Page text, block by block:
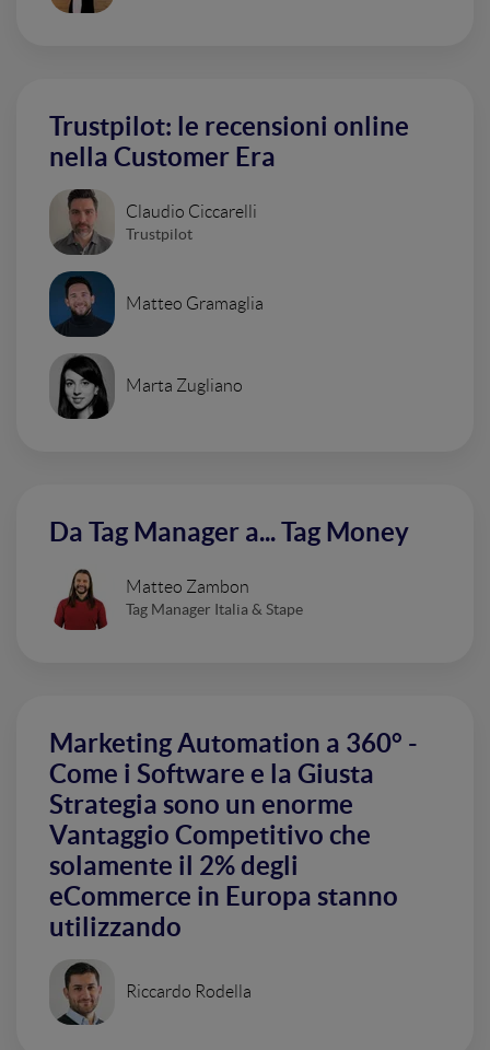
Trustpilot: le recensioni online
nella Customer Era
Claudio Ciccarelli
Trustpilot
Matteo Gramaglia
Marta Zugliano
Da Tag Manager a... Tag Money
Matteo Zambon
Tag Manager Italia & Stape
Marketing Automation a 360° -
Come i Software e la Giusta
Strategia sono un enorme
Vantaggio Competitivo che
solamente il 2% degli
eCommerce in Europa stanno
utilizzando
Riccardo Rodella